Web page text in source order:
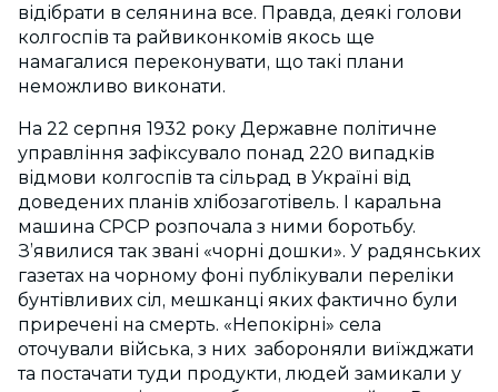
відібрати в селянина все. Правда, деякі голови
колгоспів та райвиконкомів якось ще
намагалися переконувати, що такі плани
неможливо виконати.
На 22 серпня 1932 року Державне політичне
управління зафіксувало понад 220 випадків
відмови колгоспів та сільрад в Україні від
доведених планів хлібозаготівель. І каральна
машина СРСР розпочала з ними боротьбу.
З’явилися так звані «чорні дошки». У радянських
газетах на чорному фоні публікували переліки
бунтівливих сіл, мешканці яких фактично були
приречені на смерть. «Непокірні» села
оточували війська, з них забороняли виїжджати
та постачати туди продукти, людей замикали у